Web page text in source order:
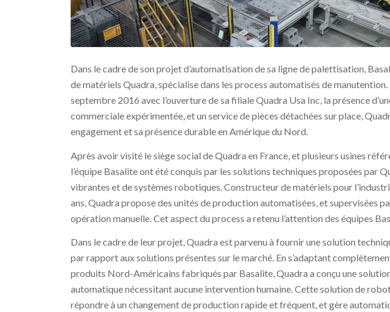
Dans le cadre de son projet d’automatisation de sa ligne de palettisation,
de matériels Quadra, spécialise dans les process automatisés de
septembre 2016 avec l’ouverture de sa filiale Quadra Usa Inc, la présence
commerciale expérimentée, et un service de pièces détachées sur place,
engagement et sa présence durable en Amérique du Nord.
Après avoir visité le siège social de Quadra en France, et plusieurs usines
l’équipe Basalite ont été conquis par les solutions techniques proposées par
vibrantes et de systèmes robotiques. Constructeur de matériels pour
ans, Quadra propose des unités de production automatisées, et supervisées
opération manuelle. Cet aspect du process a retenu l’attention des équipes
Dans le cadre de leur projet, Quadra est parvenu à fournir une solution
par rapport aux solutions présentes sur le marché. En s’adaptant
produits Nord-Américains fabriqués par Basalite, Quadra a conçu une
automatique nécessitant aucune intervention humaine. Cette solution de
répondre à un changement de production rapide et fréquent, et gère